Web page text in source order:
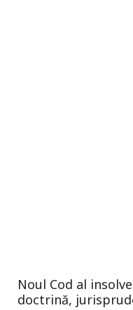
Noul Cod al
doctrină,